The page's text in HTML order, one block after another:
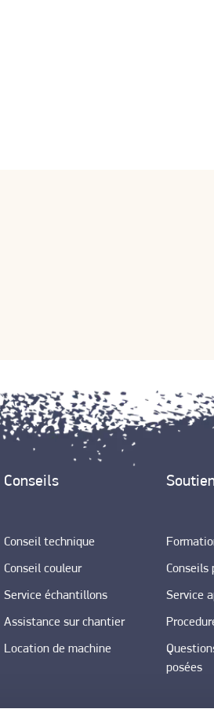
Conseils
Conseil technique
Conseil couleur
Service échantillons
Assistance sur chantier
Location de machine
Soutien
Conseils
Service
posées